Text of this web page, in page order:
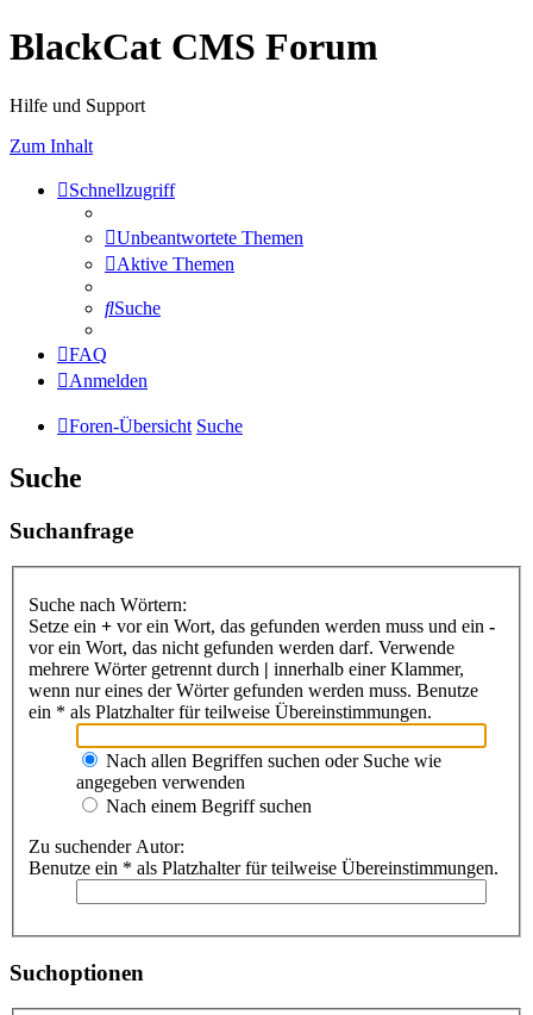
BlackCat CMS Forum
Hilfe und Support
Zum Inhalt
Schnellzugriff
Unbeantwortete Themen
Aktive Themen
Suche
FAQ
Anmelden
Foren-Übersicht Suche
Suche
Suchanfrage
Suche nach Wörtern:
Setze ein + vor ein Wort, das gefunden werden muss und ein -
vor ein Wort, das nicht gefunden werden darf. Verwende
mehrere Wörter getrennt durch | innerhalb einer Klammer,
wenn nur eines der Wörter gefunden werden muss. Benutze
ein * als Platzhalter für teilweise Übereinstimmungen.
Nach allen Begriffen suchen oder Suche wie
angegeben verwenden
Nach einem Begriff suchen
Zu suchender Autor:
Benutze ein * als Platzhalter für teilweise Übereinstimmungen.
Suchoptionen